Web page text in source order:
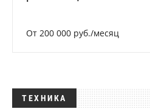
От 200 000 руб./месяц
ТЕХНИКА